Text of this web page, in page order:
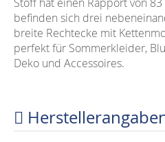
befinden sich drei
breite Rechtecke mit
perfekt für Sommerkleider,
Deko und Accessoires.